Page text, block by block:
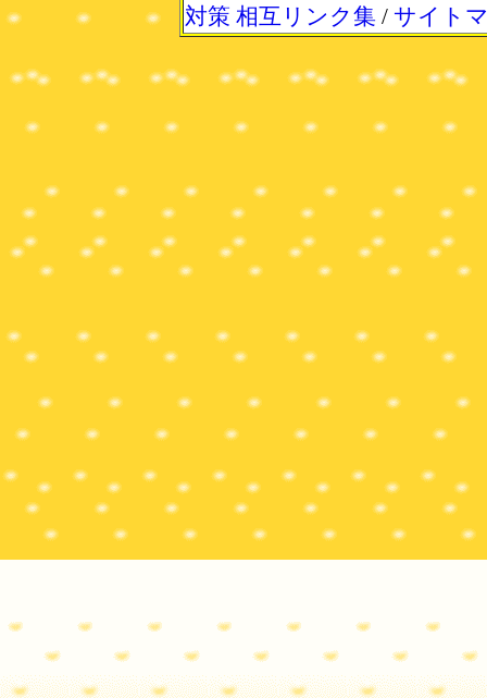
対策 相互リンク集 / サイト